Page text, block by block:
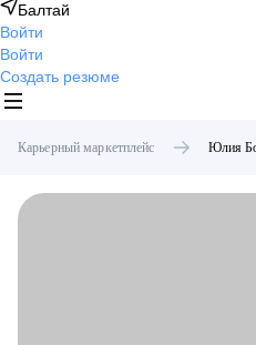
Балтай
Войти
Войти
Создать резюме
Карьерный маркетплейс Юлия